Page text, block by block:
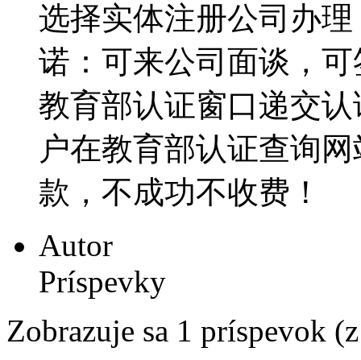
选择实体注册公司办
诺：可来公司面谈，
教育部认证窗口递交认
户在教育部认证查询
款，不成功不收费！
Autor
Príspevky
Zobrazuje sa 1 príspevok